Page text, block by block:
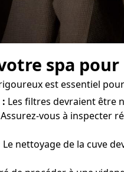
spa
est essentiel
Les filtres devraient être
Assurez-vous à inspecter
Le nettoyage de la cuve